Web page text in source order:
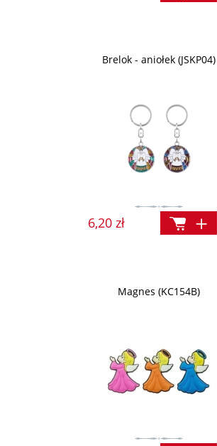
Brelok - aniołek (JSKP04)
6,20 zł
Magnes (KC154B)